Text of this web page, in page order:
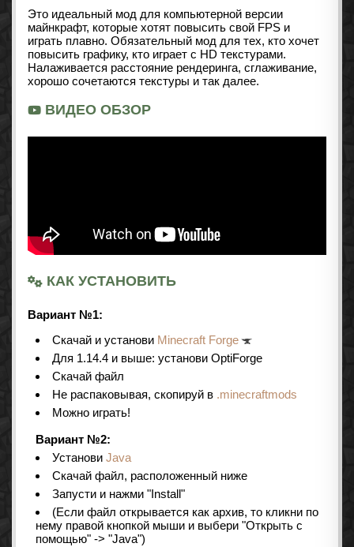
Это идеальный мод для компьютерной версии
майнкрафт, которые хотят повысить свой FPS и
играть плавно. Обязательный мод для тех, кто хочет
повысить графику, кто играет с HD текстурами.
Налаживается расстояние рендеринга, сглаживание,
хорошо сочетаются текстуры и так далее.
ВИДЕО ОБЗОР
КАК УСТАНОВИТЬ
Вариант №1:
Скачай и установи Minecraft Forge
Для 1.14.4 и выше: установи OptiForge
Скачай файл
Не распаковывая, скопируй в .minecraftmods
Можно играть!
Вариант №2:
Установи Java
Скачай файл, расположенный ниже
Запусти и нажми "Install"
(Если файл открывается как архив, то кликни по
нему правой кнопкой мыши и выбери "Открыть с
помощью" -> "Java")